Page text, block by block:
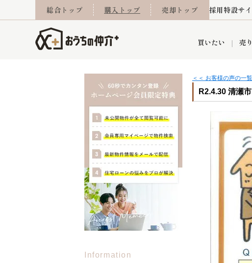
総合トップ 購入トップ 売却トップ 採用特設サ
買いたい
学区から探す 町名から
当社お預かり物件 グループ会社施工物件
今月の住宅ローン金利
所沢市 川越市
売
売却査定実績 売却成功
住み替え 離婚
西東京市 東久留米市 入
リフォーム事例
採用情報
小手指営業所 所沢営業所
おうちLABO
マンションカタログ おうちパ
オンライン相談予約 売却査定
＜＜ お客様の声の一
R2.4.30 清瀬
Information